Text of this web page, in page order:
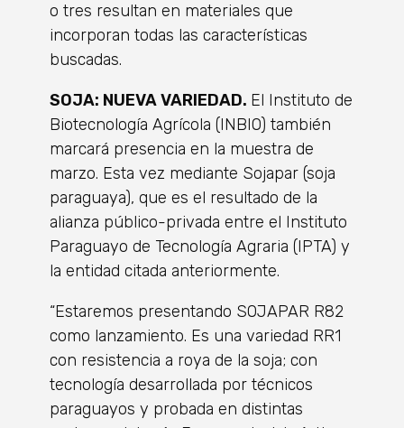
o tres resultan en materiales que
incorporan todas las características
buscadas.
SOJA: NUEVA VARIEDAD. El Instituto de
Biotecnología Agrícola (INBIO) también
marcará presencia en la muestra de
marzo. Esta vez mediante Sojapar (soja
paraguaya), que es el resultado de la
alianza público-privada entre el Instituto
Paraguayo de Tecnología Agraria (IPTA) y
la entidad citada anteriormente.
“Estaremos presentando SOJAPAR R82
como lanzamiento. Es una variedad RR1
con resistencia a roya de la soja; con
tecnología desarrollada por técnicos
paraguayos y probada en distintas